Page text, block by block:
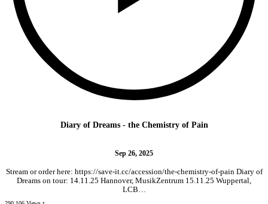
Diary of Dreams - the Chemistry of Pain
Sep 26, 2025
Stream or order here: https://save-it.cc/accession/the-chemistry-of-pain Diary of
Dreams on tour: 14.11.25 Hannover, MusikZentrum 15.11.25 Wuppertal,
LCB…